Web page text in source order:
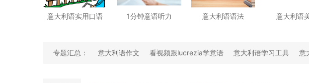
意大利语实用口语 1分钟意语听力 意大利语语法 意大利语
专题汇总： 意大利语作文 看视频跟lucrezia学意语 意大利语学习工具 意